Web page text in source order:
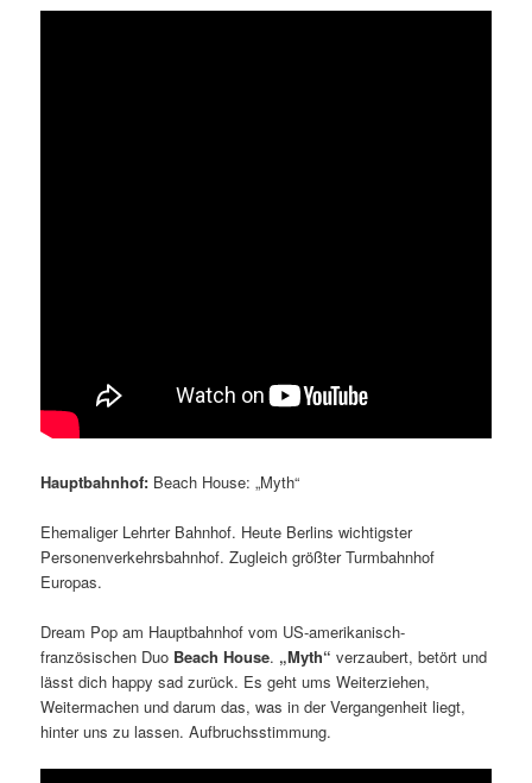
Hauptbahnhof: Beach House: „Myth“
Ehemaliger Lehrter Bahnhof. Heute Berlins wichtigster
Personenverkehrsbahnhof. Zugleich größter Turmbahnhof
Europas.
Dream Pop am Hauptbahnhof vom US-amerikanisch-
französischen Duo Beach House. „Myth“ verzaubert, betört und
lässt dich happy sad zurück. Es geht ums Weiterziehen,
Weitermachen und darum das, was in der Vergangenheit liegt,
hinter uns zu lassen. Aufbruchsstimmung.